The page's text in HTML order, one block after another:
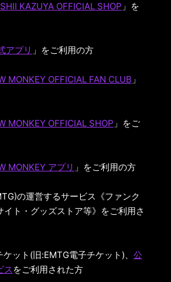
KAZUYA OFFICIAL SHOP 」を
アプリ 」をご利用の方
MONKEY OFFICIAL FAN CLUB 」
MONKEY OFFICIAL SHOP 」をご
MONKEY アプリ 」をご利用の方
の運営するサービス《ファンク
イト・グッズストア等》をご利用さ
ット(旧:EMTG電子チケット)、 公
ス をご利用された方